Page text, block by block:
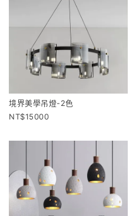
境界美學吊燈-2色
15000